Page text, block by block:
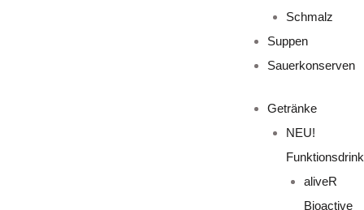
Schmalz
Suppen
Sauerkonserven
Getränke
NEU!
aliveR
Bioactive